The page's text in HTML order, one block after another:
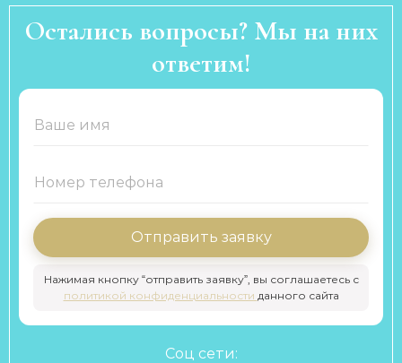
Остались вопросы? Мы на них
ответим!
Отправить заявку
Нажимая кнопку “отправить заявку”, вы соглашаетесь с
политикой конфиденциальности данного сайта
Соц сети: